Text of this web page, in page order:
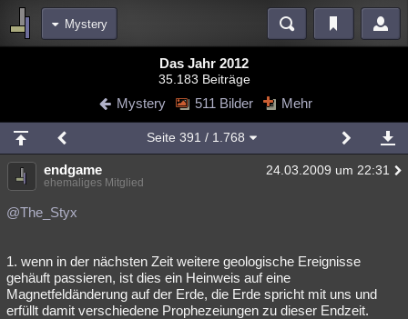
Mystery
Diskussionen Blogs Videos
Chat Wiki Neuigkeiten
meine Rubriken
Menschen Wissenschaft Mystery Kriminalfälle
Spiritualität
weitere Rubriken
Philosophie Träume Orte Esoterik Literatur
Das Jahr 2012
35.183 Beiträge
Mystery 511 Bilder Mehr
Seite 391 / 1.768
endgame 24.03.2009 um 22:31
ehemaliges Mitglied
@The_Styx
1. wenn in der nächsten Zeit weitere geologische Ereignisse
gehäuft passieren, ist dies ein Heinweis auf eine
Magnetfeldänderung auf der Erde, die Erde spricht mit uns und
erfüllt damit verschiedene Prophezeiungen zu dieser Endzeit.